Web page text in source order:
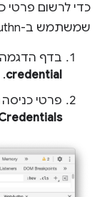
כדי לרשום פרטי
שמשתמש ב-WebAuthn, למשל
בדף
credential
.
פרטי